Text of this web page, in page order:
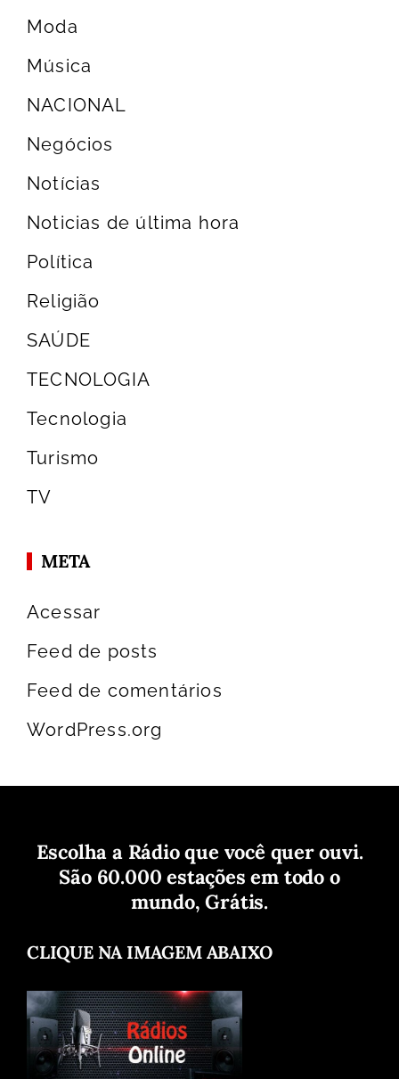
Moda
Música
NACIONAL
Negócios
Notícias
Noticias de última hora
Política
Religião
SAÚDE
TECNOLOGIA
Tecnologia
Turismo
TV
META
Acessar
Feed de posts
Feed de comentários
WordPress.org
Escolha a Rádio que você quer ouvi.
São 60.000 estações em todo o
mundo, Grátis.
CLIQUE NA IMAGEM ABAIXO